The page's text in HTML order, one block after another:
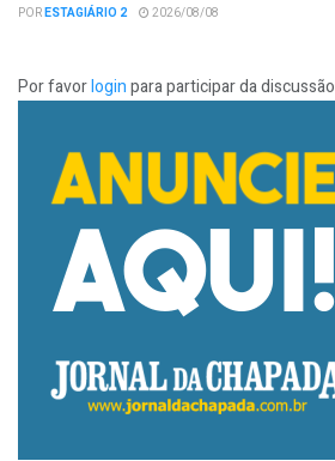
PORESTAGIÁRIO 2 2026/08/08
Por favorloginpara participar da discussão